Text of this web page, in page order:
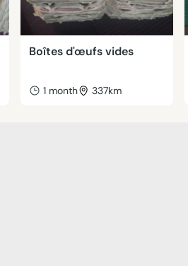
Boîtes d'œufs vides
1 month 337km